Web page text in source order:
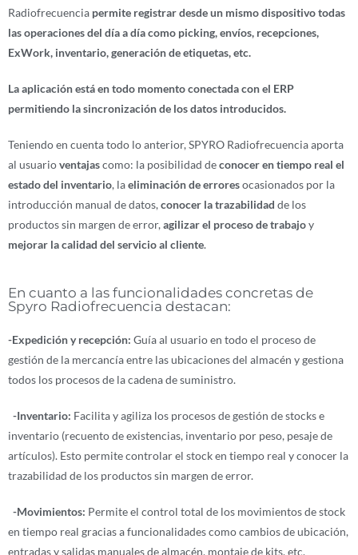
Radiofrecuencia permite registrar desde un mismo dispositivo todas
las operaciones del día a día como picking, envíos, recepciones,
ExWork, inventario, generación de etiquetas, etc.
La aplicación está en todo momento conectada con el ERP
permitiendo la sincronización de los datos introducidos.
Teniendo en cuenta todo lo anterior, SPYRO Radiofrecuencia aporta
al usuarioventajascomo: la posibilidad deconocer en tiempo real el
estado del inventario, laeliminación de erroresocasionados por la
introducción manual de datos,conocer la trazabilidad de los
productos sin margen de error,agilizar el proceso de trabajoy
mejorar la calidad del servicio al cliente.
En cuanto a las funcionalidades concretas de
Spyro Radiofrecuencia destacan:
-Expedición y recepción: Guía al usuario en todo el proceso de
gestión de la mercancía entre las ubicaciones del almacén y gestiona
todos los procesos de la cadena de suministro.
-Inventario: Facilita y agiliza los procesos de gestión de stocks e
inventario (recuento de existencias, inventario por peso, pesaje de
artículos). Esto permite controlar el stock en tiempo real y conocer la
trazabilidad de los productos sin margen de error.
-Movimientos: Permite el control total de los movimientos de stock
en tiempo real gracias a funcionalidades como cambios de ubicación,
entradas y salidas manuales de almacén, montaje de kits, etc.